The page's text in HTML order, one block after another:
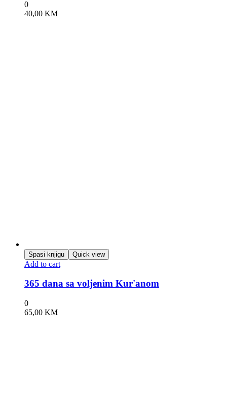
0
40,00 KM
Spasi knjigu Quick view
Add to cart
365 dana sa voljenim Kur'anom
0
65,00 KM